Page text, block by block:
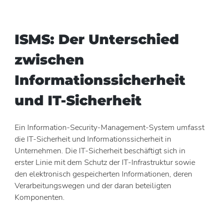
ISMS: Der Unterschied
zwischen
Informationssicherheit
und IT-Sicherheit
Ein Information-Security-Management-System umfasst
die IT-Sicherheit und Informationssicherheit in
Unternehmen. Die IT-Sicherheit beschäftigt sich in
erster Linie mit dem Schutz der IT-Infrastruktur sowie
den elektronisch gespeicherten Informationen, deren
Verarbeitungswegen und der daran beteiligten
Komponenten.